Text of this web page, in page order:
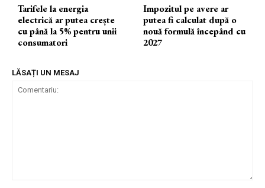
Tarifele la energia
electrică ar putea crește
cu până la 5% pentru unii
consumatori
Impozitul pe avere ar
putea fi calculat după o
nouă formulă începând cu
2027
LĂSAȚI UN MESAJ